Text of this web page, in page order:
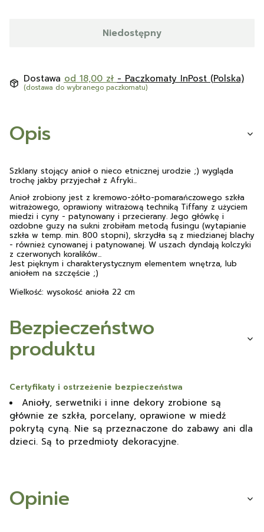
Niedostępny
Dostawa od 18,00 zł - Paczkomaty InPost (Polska)
(dostawa do wybranego paczkomatu)
Opis
Szklany stojący anioł o nieco etnicznej urodzie ;) wygląda
trochę jakby przyjechał z Afryki...
Anioł zrobiony jest z kremowo-żółto-pomarańczowego szkła
witrażowego, oprawiony witrażową techniką Tiffany z użyciem
miedzi i cyny - patynowany i przecierany. Jego główkę i
ozdobne guzy na sukni zrobiłam metodą fusingu (wytapianie
szkła w temp. min. 800 stopni), skrzydła są z miedzianej blachy
- również cynowanej i patynowanej. W uszach dyndają kolczyki
z czerwonych koralików...
Jest pięknym i charakterystycznym elementem wnętrza, lub
aniołem na szczęście ;)
Wielkość: wysokość anioła 22 cm
Bezpieczeństwo
produktu
Certyfikaty i ostrzeżenie bezpieczeństwa
Anioły, serwetniki i inne dekory zrobione są
głównie ze szkła, porcelany, oprawione w miedź
pokrytą cyną. Nie są przeznaczone do zabawy ani dla
dzieci. Są to przedmioty dekoracyjne.
Opinie